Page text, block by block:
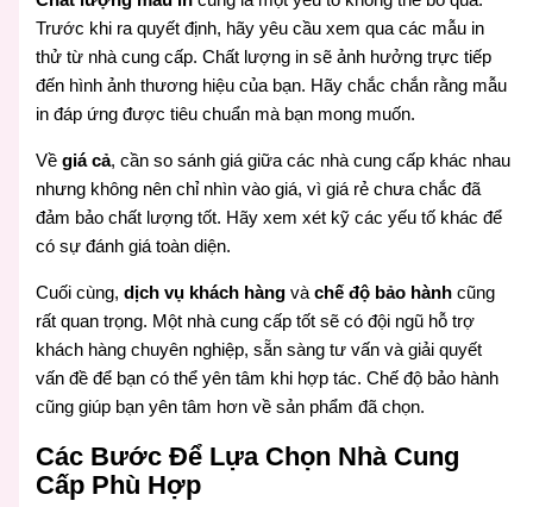
Trước khi ra quyết định, hãy yêu cầu xem qua các mẫu in
thử từ nhà cung cấp. Chất lượng in sẽ ảnh hưởng trực tiếp
đến hình ảnh thương hiệu của bạn. Hãy chắc chắn rằng mẫu
in đáp ứng được tiêu chuẩn mà bạn mong muốn.
Vềgiá cả, cần so sánh giá giữa các nhà cung cấp khác nhau
nhưng không nên chỉ nhìn vào giá, vì giá rẻ chưa chắc đã
đảm bảo chất lượng tốt. Hãy xem xét kỹ các yếu tố khác để
có sự đánh giá toàn diện.
Cuối cùng,dịch vụ khách hàng vàchế độ bảo hành cũng
rất quan trọng. Một nhà cung cấp tốt sẽ có đội ngũ hỗ trợ
khách hàng chuyên nghiệp, sẵn sàng tư vấn và giải quyết
vấn đề để bạn có thể yên tâm khi hợp tác. Chế độ bảo hành
cũng giúp bạn yên tâm hơn về sản phẩm đã chọn.
Các Bước Để Lựa Chọn Nhà Cung
Cấp Phù Hợp